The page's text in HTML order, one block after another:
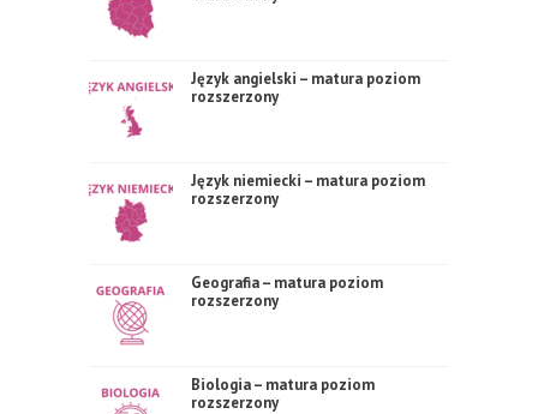
Język angielski – matura poziom
rozszerzony
Język niemiecki – matura poziom
rozszerzony
Geografia – matura poziom
rozszerzony
Biologia – matura poziom
rozszerzony